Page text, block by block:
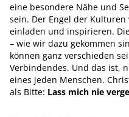
eine besondere Nähe und
sein. Der Engel der
einladen und inspirieren.
– wie wir dazu gekommen
können ganz verschieden
Verbindendes. Und das ist,
eines jeden Menschen.
als Bitte: Lass mich nie